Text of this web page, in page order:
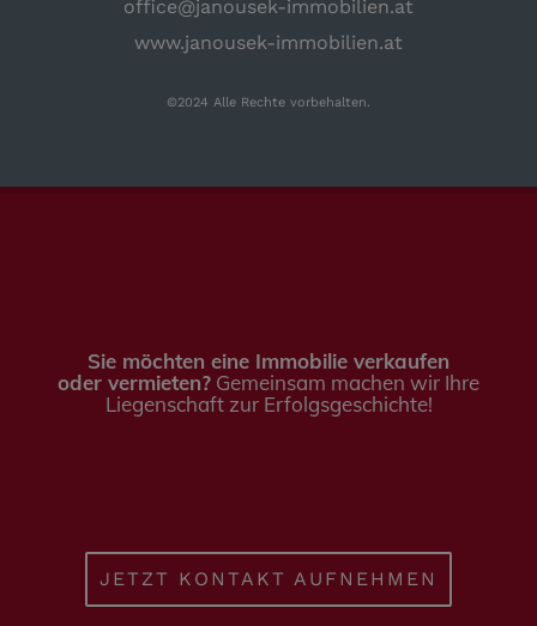
office@janousek-immobilien.at
www.janousek-immobilien.at
©2024 Alle Rechte vorbehalten.
Sie möchten eine Immobilie verkaufen
oder vermieten? Gemeinsam machen wir Ihre
Liegenschaft zur Erfolgsgeschichte!
JETZT KONTAKT AUFNEHMEN